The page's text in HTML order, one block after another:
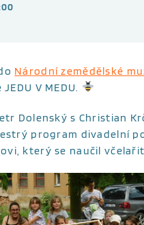
Národní zemědělské
V MEDU.
Dolenský s Christian
program divadelní
který se naučil